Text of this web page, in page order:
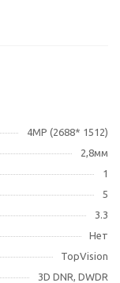
4MP (2688* 1512)
2,8мм
1
5
3.3
Нет
TopVision
3D DNR, DWDR